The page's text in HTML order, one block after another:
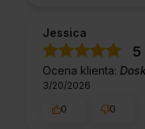
Jessica
5
Ocena klienta:
3/20/2026
0
0